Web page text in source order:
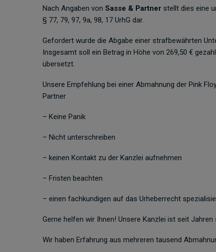
Nach Angaben von Sasse & Partner stellt dies eine
§ 77, 79, 97, 9a, 98, 17 UrhG dar.
Gefordert wurde die Abgabe einer strafbewährten
Insgesamt soll ein Betrag in Höhe von 269,50 €
übersetzt.
Unsere Empfehlung bei einer Abmahnung der Pink
Partner
– Keine Panik
– Nicht unterschreiben
– keinen Kontakt zu der Kanzlei aufnehmen
– Fristen beachten
– einen fachkundigen auf das Urheberrecht
Gerne helfen wir Ihnen! Unsere Kanzlei ist seit
Wir haben Erfahrung aus mehreren tausend